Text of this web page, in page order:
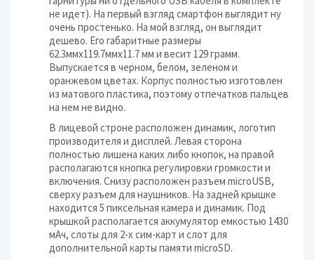
не идет). На первый взгляд смартфон выглядит ну
очень простенько. На мой взгляд, он выглядит
дешево. Его габаритные размеры
62.3ммx119.7ммx11.7 мм и весит 129 грамм.
Выпускается в черном, белом, зеленом и
оранжевом цветах. Корпус полностью изготовлен
из матового пластика, поэтому отпечатков пальцев
на нем не видно.
В лицевой строне расположен динамик, логотип
производителя и дисплей. Левая сторона
полностью лишена каких либо кнопок, на правой
располагаются кнопка регулировки громкости и
включения. Снизу расположен разъем microUSB,
сверху разъем для наушников. На задней крышке
находится 5 пиксельная камера и динамик. Под
крышкой располагается аккумулятор емкостью 1430
мАч, слоты для 2-х сим-карт и слот для
дополнительной карты памяти microSD.